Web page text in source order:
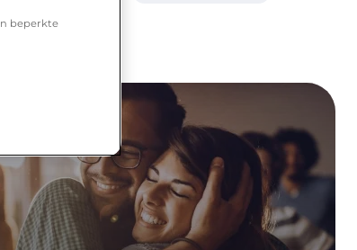
beperkte